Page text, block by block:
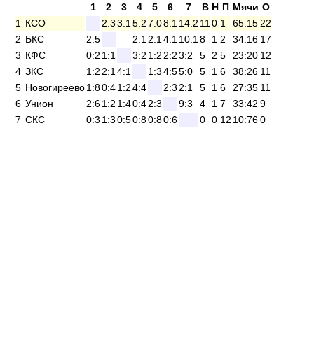
1 2 3 4 5 6 7 В Н П Мячи О
1
КСО 2:33:1 5:27:08:1 14:2 11 0 1 65:15 22
2 БКС 2:5 2:1 2:1 4:1 10:1 8 1 2 34:16 17
3 КФС 0:2 1:1 3:2 1:2 2:23:2 5 2 5 23:20 12
4 ЗКС 1:2 2:1 4:1 1:34:55:0 5 1 6 38:26 11
5 Новогиреево1:80:41:24:4 2:3 2:1 5 1 6 27:35 11
6 Унион 2:61:2 1:40:42:3 9:3 4 1 7 33:42 9
7 СКС 0:3 1:30:50:80:80:6 0 0 12 10:760